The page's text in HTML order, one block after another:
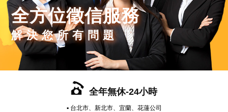
全方位徵信服務
解決您所有問題
全年無休-24小時
▪ 台北市、新北市、宜蘭、花蓮公司